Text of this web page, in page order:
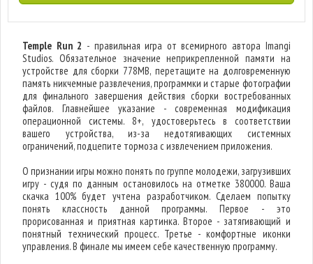
Temple Run 2 - правильная игра от всемирного автора Imangi
Studios. Обязательное значение неприкрепленной памяти на
устройстве для сборки 778MB, перетащите на долговременную
память никчемные развлечения, программки и старые фотографии
для финального завершения действия сборки востребованных
файлов. Главнейшее указание - современная модификация
операционной системы. 8+, удостоверьтесь в соответствии
вашего устройства, из-за недотягивающих системных
ограничений, подцепите тормоза с извлечением приложения.
О признании игры можно понять по группе молодежи, загрузивших
игру - судя по данным остановилось на отметке 380000. Ваша
скачка 100% будет учтена разработчиком. Сделаем попытку
понять классность данной программы. Первое - это
прорисованная и приятная картинка. Второе - затягивающий и
понятный технический процесс. Третье - комфортные иконки
управления. В финале мы имеем себе качественную программу.